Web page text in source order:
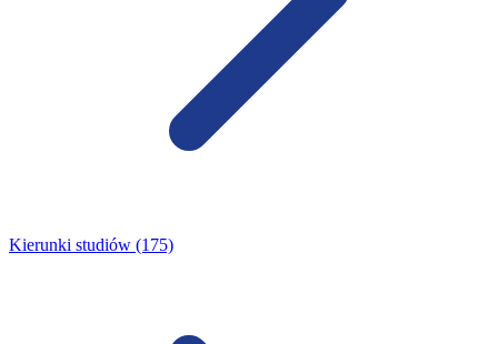
Kierunki studiów (175)